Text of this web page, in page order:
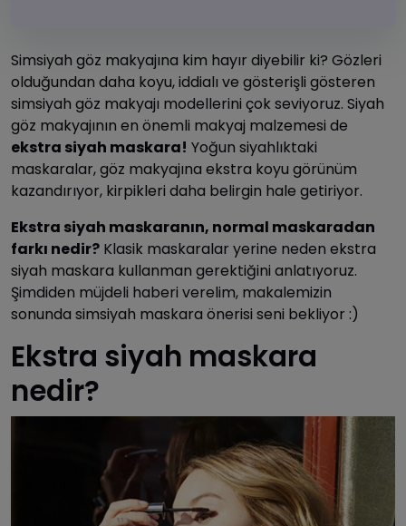
Simsiyah göz makyajına kim hayır diyebilir ki? Gözleri
olduğundan daha koyu, iddialı ve gösterişli gösteren
simsiyah göz makyajı modellerini çok seviyoruz. Siyah
göz makyajının en önemli makyaj malzemesi de
ekstra siyah maskara! Yoğun siyahlıktaki
maskaralar, göz makyajına ekstra koyu görünüm
kazandırıyor, kirpikleri daha belirgin hale getiriyor.
Ekstra siyah maskaranın, normal maskaradan
farkı nedir? Klasik maskaralar yerine neden ekstra
siyah maskara kullanman gerektiğini anlatıyoruz.
Şimdiden müjdeli haberi verelim, makalemizin
sonunda simsiyah maskara önerisi seni bekliyor :)
Ekstra siyah maskara
nedir?